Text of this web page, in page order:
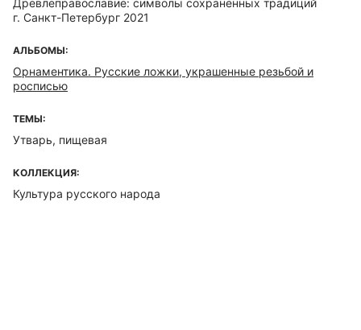
Древлеправославие: символы сохраненных традиций
г. Санкт-Петербург 2021
АЛЬБОМЫ:
Орнаментика. Русские ложки, украшенные резьбой и
росписью
ТЕМЫ:
Утварь, пищевая
КОЛЛЕКЦИЯ:
Культура русского народа